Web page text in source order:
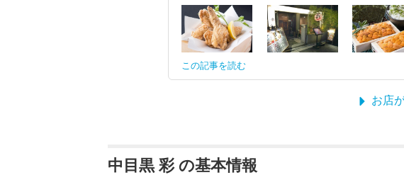
この記事を読む
お店
中目黒 彩 の基本情報